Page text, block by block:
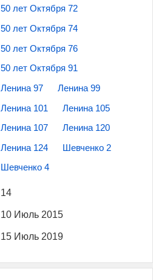
50 лет Октября 72
50 лет Октября 74
50 лет Октября 76
50 лет Октября 91
Ленина 97 Ленина 99
Ленина 101 Ленина 105
Ленина 107 Ленина 120
Ленина 124 Шевченко 2
Шевченко 4
14
10 Июль 2015
15 Июль 2019